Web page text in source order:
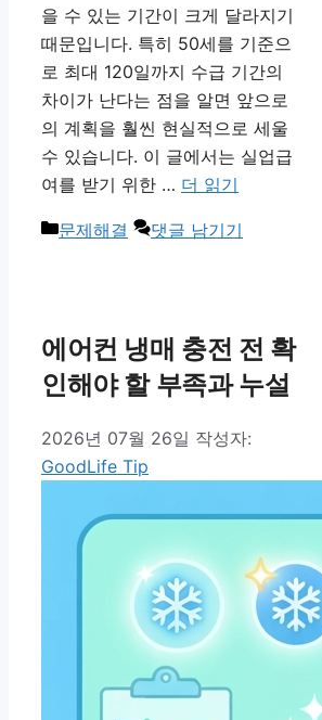
을 수 있는 기간이 크게 달라지기
때문입니다. 특히 50세를 기준으
로 최대 120일까지 수급 기간의
차이가 난다는 점을 알면 앞으로
의 계획을 훨씬 현실적으로 세울
수 있습니다. 이 글에서는 실업급
여를 받기 위한 … 더 읽기
카
문제해결 댓글 남기기
에어컨 냉매 충전 전 확
인해야 할 부족과 누설
2026년 07월 26일 작성자:
GoodLife Tip